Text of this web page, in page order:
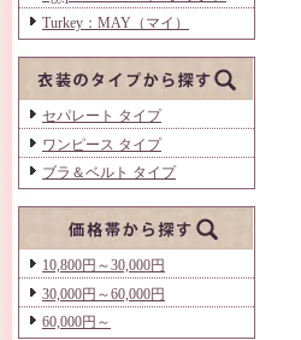
Turkey：MAY（マイ）
セパレート タイプ
ワンピース タイプ
ブラ＆ベルト タイプ
10,800円～30,000円
30,000円～60,000円
60,000円～